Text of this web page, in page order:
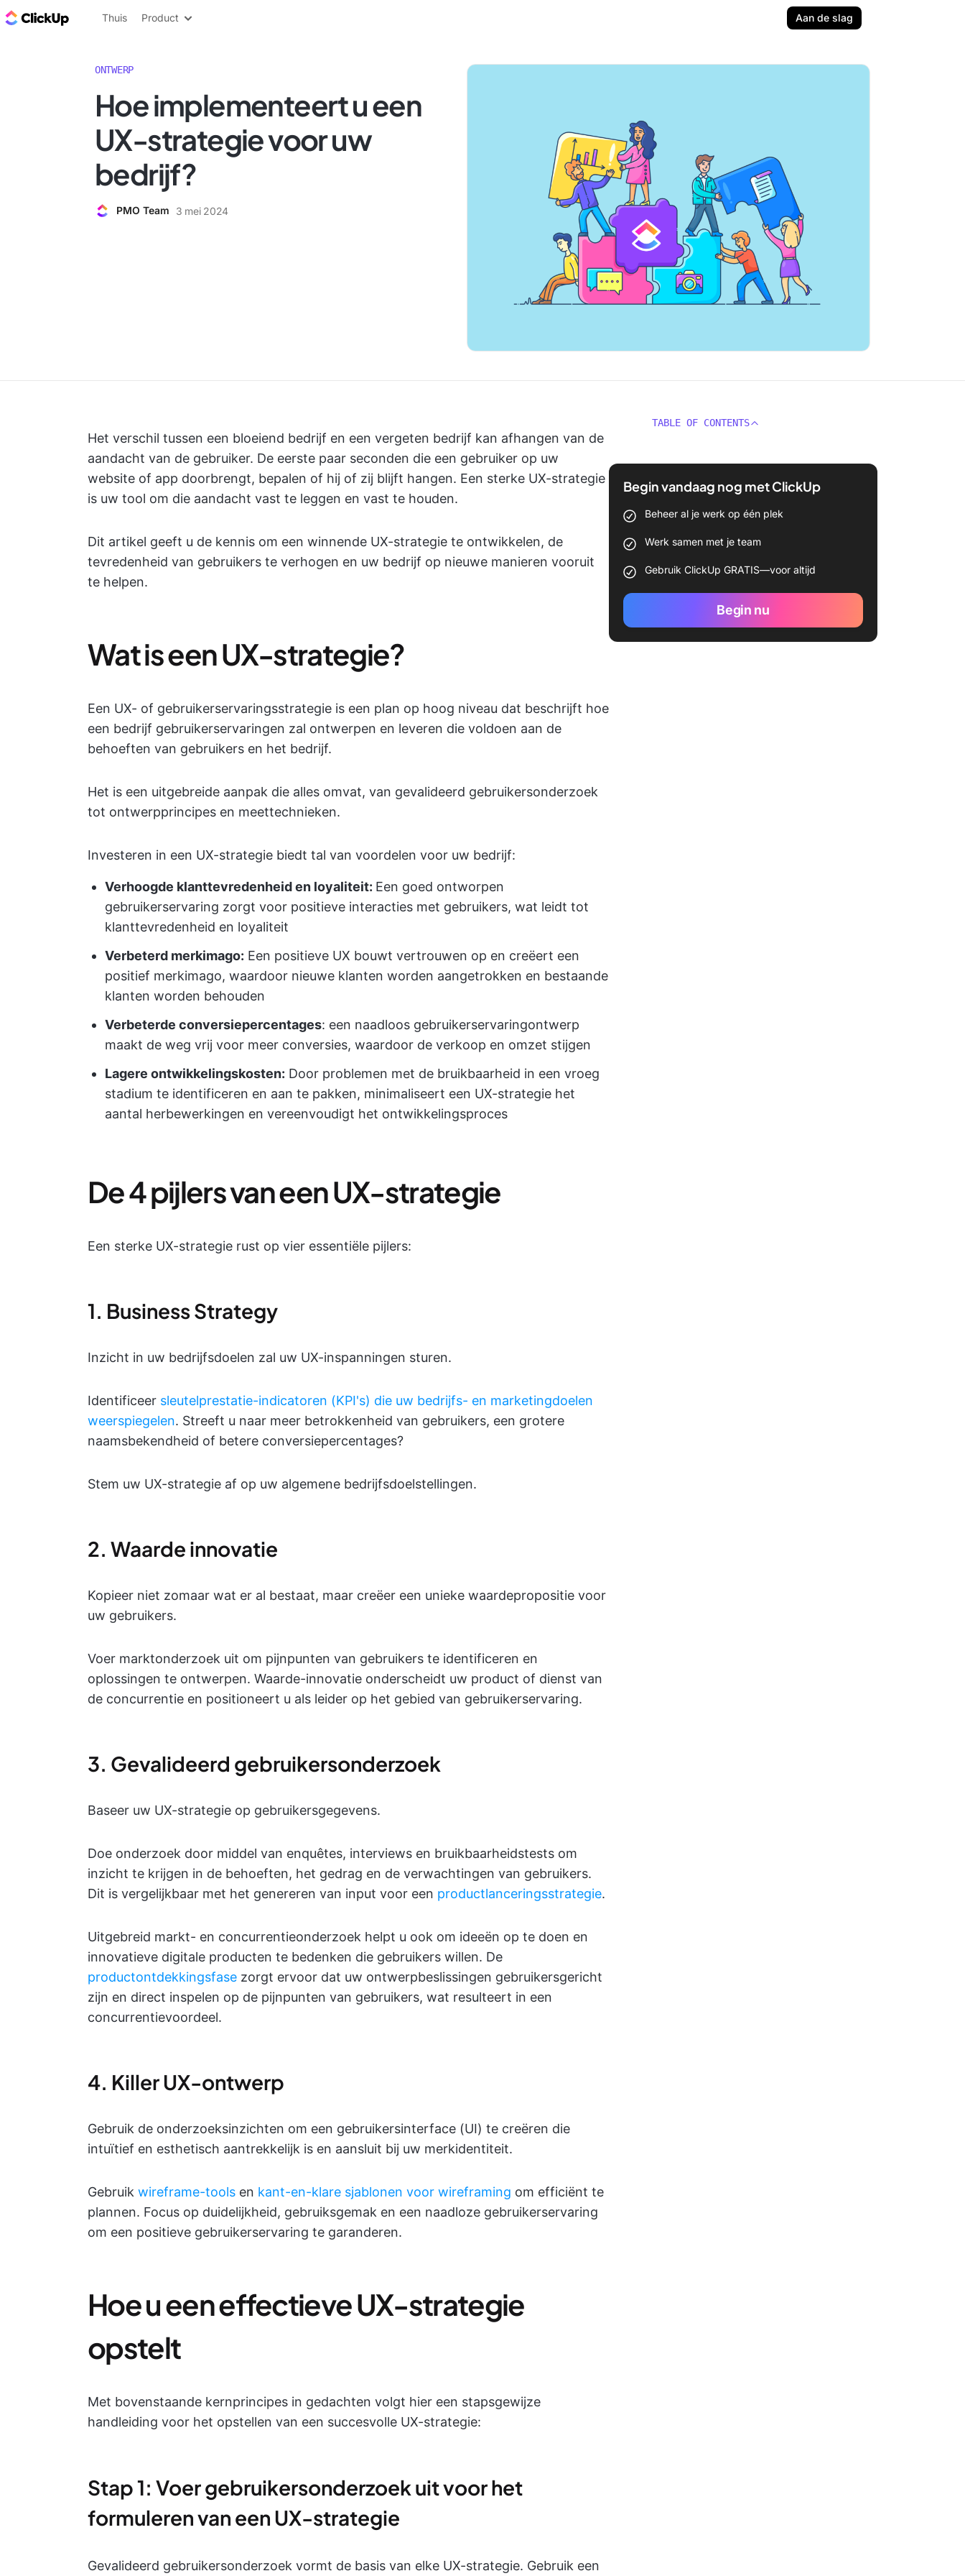
ClickUp Blog
Thuis Product Aan de slag
ONTWERP
Hoe implementeert u een
UX-strategie voor uw
bedrijf?
PMO Team 3 mei 2024
Het verschil tussen een bloeiend bedrijf en een vergeten bedrijf kan afhangen van de
aandacht van de gebruiker. De eerste paar seconden die een gebruiker op uw
website of app doorbrengt, bepalen of hij of zij blijft hangen. Een sterke UX-strategie
is uw tool om die aandacht vast te leggen en vast te houden.
Dit artikel geeft u de kennis om een winnende UX-strategie te ontwikkelen, de
tevredenheid van gebruikers te verhogen en uw bedrijf op nieuwe manieren vooruit
te helpen.
Wat is een UX-strategie?
Een UX- of gebruikerservaringsstrategie is een plan op hoog niveau dat beschrijft hoe
een bedrijf gebruikerservaringen zal ontwerpen en leveren die voldoen aan de
behoeften van gebruikers en het bedrijf.
Het is een uitgebreide aanpak die alles omvat, van gevalideerd gebruikersonderzoek
tot ontwerpprincipes en meettechnieken.
Investeren in een UX-strategie biedt tal van voordelen voor uw bedrijf:
Verhoogde klanttevredenheid en loyaliteit: Een goed ontworpen
gebruikerservaring zorgt voor positieve interacties met gebruikers, wat leidt tot
klanttevredenheid en loyaliteit
Verbeterd merkimago: Een positieve UX bouwt vertrouwen op en creëert een
positief merkimago, waardoor nieuwe klanten worden aangetrokken en bestaande
klanten worden behouden
Verbeterde conversiepercentages: een naadloos gebruikerservaringontwerp
maakt de weg vrij voor meer conversies, waardoor de verkoop en omzet stijgen
Lagere ontwikkelingskosten: Door problemen met de bruikbaarheid in een vroeg
stadium te identificeren en aan te pakken, minimaliseert een UX-strategie het
aantal herbewerkingen en vereenvoudigt het ontwikkelingsproces
De 4 pijlers van een UX-strategie
Een sterke UX-strategie rust op vier essentiële pijlers:
1. Business Strategy
Inzicht in uw bedrijfsdoelen zal uw UX-inspanningen sturen.
Identificeer sleutelprestatie-indicatoren (KPI's) die uw bedrijfs- en marketingdoelen
weerspiegelen. Streeft u naar meer betrokkenheid van gebruikers, een grotere
naamsbekendheid of betere conversiepercentages?
Stem uw UX-strategie af op uw algemene bedrijfsdoelstellingen.
2. Waarde innovatie
Kopieer niet zomaar wat er al bestaat, maar creëer een unieke waardepropositie voor
uw gebruikers.
Voer marktonderzoek uit om pijnpunten van gebruikers te identificeren en
oplossingen te ontwerpen. Waarde-innovatie onderscheidt uw product of dienst van
de concurrentie en positioneert u als leider op het gebied van gebruikerservaring.
3. Gevalideerd gebruikersonderzoek
Baseer uw UX-strategie op gebruikersgegevens.
Doe onderzoek door middel van enquêtes, interviews en bruikbaarheidstests om
inzicht te krijgen in de behoeften, het gedrag en de verwachtingen van gebruikers.
Dit is vergelijkbaar met het genereren van input voor een productlanceringsstrategie.
Uitgebreid markt- en concurrentieonderzoek helpt u ook om ideeën op te doen en
innovatieve digitale producten te bedenken die gebruikers willen. De
productontdekkingsfase zorgt ervoor dat uw ontwerpbeslissingen gebruikersgericht
zijn en direct inspelen op de pijnpunten van gebruikers, wat resulteert in een
concurrentievoordeel.
4. Killer UX-ontwerp
Gebruik de onderzoeksinzichten om een gebruikersinterface (UI) te creëren die
intuïtief en esthetisch aantrekkelijk is en aansluit bij uw merkidentiteit.
Gebruik wireframe-tools en kant-en-klare sjablonen voor wireframing om efficiënt te
plannen. Focus op duidelijkheid, gebruiksgemak en een naadloze gebruikerservaring
om een positieve gebruikerservaring te garanderen.
Hoe u een effectieve UX-strategie
opstelt
Met bovenstaande kernprincipes in gedachten volgt hier een stapsgewijze
handleiding voor het opstellen van een succesvolle UX-strategie:
Stap 1: Voer gebruikersonderzoek uit voor het
formuleren van een UX-strategie
Gevalideerd gebruikersonderzoek vormt de basis van elke UX-strategie. Gebruik een
TABLE OF CONTENTS
Begin vandaag nog met ClickUp
Beheer al je werk op één plek
Werk samen met je team
Gebruik ClickUp GRATIS—voor altijd
Begin nu